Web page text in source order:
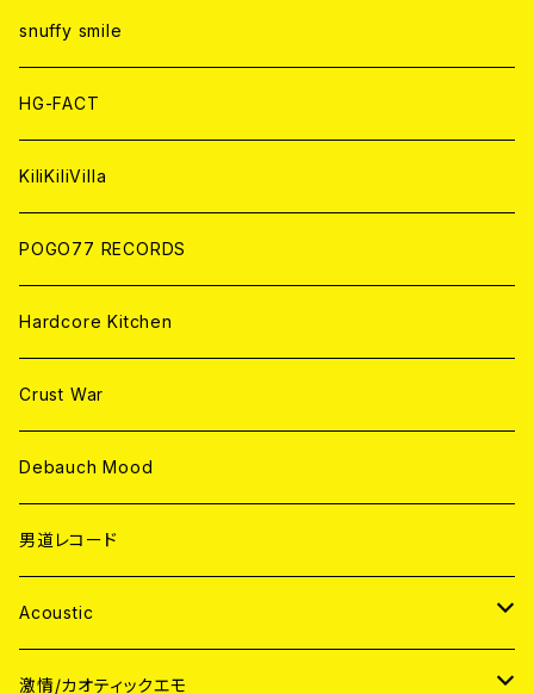
ANALOG
ANALOG
CD
ANALOG
CD
ANALOG
WORLD
CD
ANALOG
snuffy smile
HG-FACT
KiliKiliVilla
POGO77 RECORDS
Hardcore Kitchen
Crust War
Debauch Mood
男道レコード
Acoustic
JAPAN
激情/カオティックエモ